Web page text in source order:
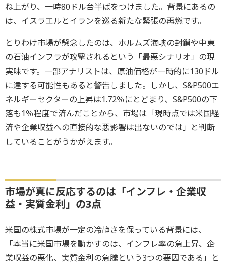
ね上がり、一時80ドル台半ばをつけました。背景にあるの
は、イスラエルとイランを巡る新たな緊張の再燃です。
とりわけ市場が懸念したのは、ホルムズ海峡の封鎖や中東
の石油インフラが攻撃されるという「最悪シナリオ」の現
実味です。一部アナリストは、原油価格が一時的に130ドル
に達する可能性もあると警告しました。しかし、S&P500エ
ネルギーセクターの上昇は1.72％にとどまり、S&P500の下
落も1％程度で済んだことから、市場は「現時点では米国経
済や企業収益への直接的な悪影響は出ないのでは」と判断
していることがうかがえます。
市場が真に反応するのは「インフレ・企業収
益・実質金利」の3点
米国の株式市場が一定の冷静さを保っている背景には、
「本当に米国市場を動かすのは、インフレ率の急上昇、企
業収益の悪化、実質金利の急騰という3つの要因である」と